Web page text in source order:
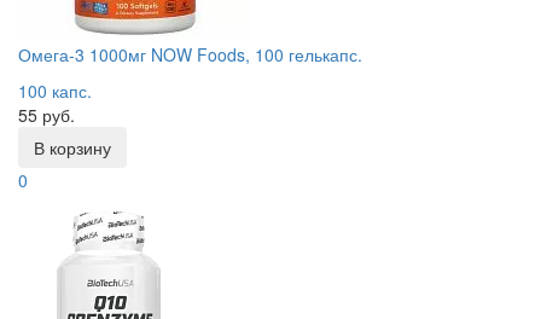
Омега-3 1000мг NOW Foods, 100 гелькапс.
100 капс.
55 руб.
В корзину
0